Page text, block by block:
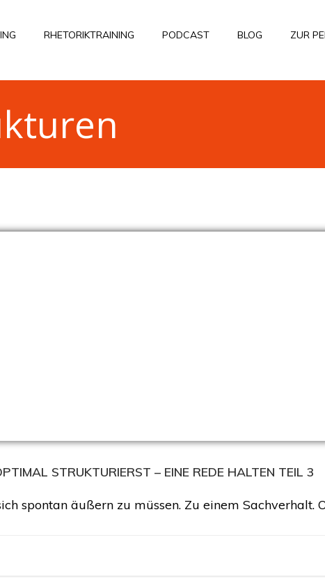
RHETORIKTRAINING PODCAST BLOG ZUR
STRUKTURIERST – EINE REDE HALTEN TEIL 3
spontan äußern zu müssen. Zu einem Sachverhalt.